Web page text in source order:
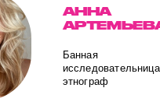
АННА
Банная
исследовательница,
этнограф